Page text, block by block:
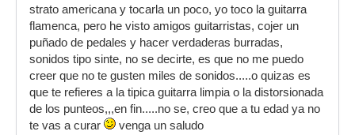
strato americana y tocarla un poco, yo toco la guitarra
flamenca, pero he visto amigos guitarristas, cojer un
puñado de pedales y hacer verdaderas burradas,
sonidos tipo sinte, no se decirte, es que no me puedo
creer que no te gusten miles de sonidos.....o quizas es
que te refieres a la tipica guitarra limpia o la distorsionada
de los punteos,,,en fin.....no se, creo que a tu edad ya no
te vas a curar
venga un saludo